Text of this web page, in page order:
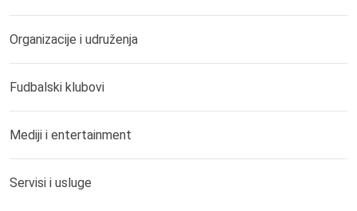
Organizacije i udruženja
Fudbalski klubovi
Mediji i entertainment
Servisi i usluge